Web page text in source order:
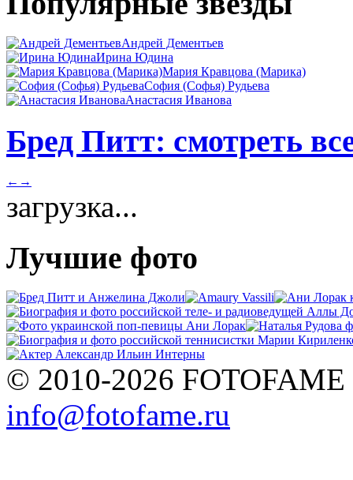
Андрей Дементьев
Ирина Юдина
Мария Кравцова (Марика)
София (Софья) Рудьева
Анастасия Иванова
Бред Питт: смотреть
← →
загрузка...
Лучшие фото
© 2010-2026 FOTOFAME
info@fotofame.ru